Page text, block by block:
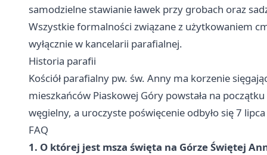
samodzielne stawianie ławek przy grobach oraz
Wszystkie formalności związane z użytkowaniem
wyłącznie w kancelarii parafialnej.
Historia parafii
Kościół parafialny pw. św. Anny ma korzenie
mieszkańców Piaskowej Góry powstała na
węgielny, a uroczyste poświęcenie odbyło się 7
FAQ
1. O której jest msza święta na Górze Świętej